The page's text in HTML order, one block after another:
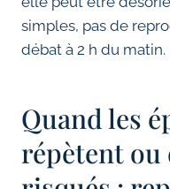
simples, pas de
débat à 2 h du matin.
Quand les
répètent ou